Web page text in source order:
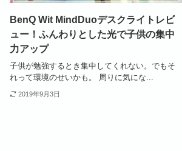
BenQ Wit MindDuoデスクライトレビ
ュー！ふんわりとした光で子供の集中
力アップ
子供が勉強するとき集中してくれない。でもそ
れって環境のせいかも。 周りに気にな...
2019年9月3日